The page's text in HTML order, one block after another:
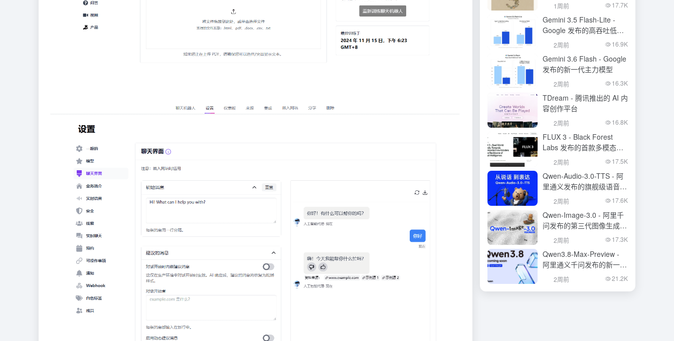
1周前 17.7K
Gemini 3.5 Flash-Lite -
Google 发布的高吞吐低成
本模型
2周前 16.9K
Gemini 3.6 Flash - Google
发布的新一代主力模型
2周前 16.3K
TDream - 腾讯推出的 AI 内
容创作平台
2周前 16.8K
FLUX 3 - Black Forest
Labs 发布的首款多模态基
础模型
2周前 17.5K
Qwen-Audio-3.0-TTS - 阿
里通义发布的旗舰级语音合
成大模型
2周前 17.6K
Qwen-Image-3.0 - 阿里千
问发布的第三代图像生成基
础模型
2周前 17.3K
Qwen3.8-Max-Preview -
阿里通义千问发布的新一代
旗舰大模型
2周前 21.2K